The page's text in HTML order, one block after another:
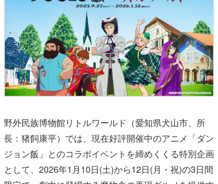
野外民族博物館リトルワールド（愛知県犬山市、所
長：猪飼康平）では、現在好評開催中のアニメ「ダン
ジョン飯」とのコラボイベントを締めくくる特別企画
として、2026年1月10日(土)から12日(月・祝)の3日間